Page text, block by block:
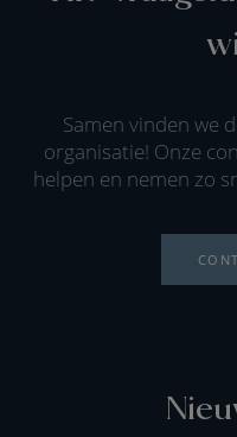
Samen vinden we
organisatie! Onze
helpen en nemen zo